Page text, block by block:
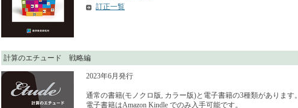
訂正一覧
計算のエチュード 戦略編
2023年6月発行
通常の書籍(モノクロ版, カラー版)と電子書籍の3種類があります。
電子書籍はAmazon Kindle でのみ入手可能です。